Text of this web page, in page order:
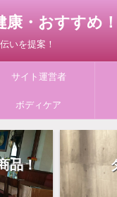
・おすすめ
いを提案！
サイト運営者
ボディケア
品！